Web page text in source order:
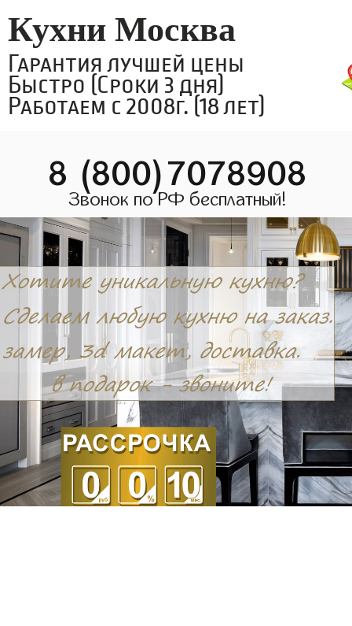
Кухни Москва
Гарантия лучшей цены
Быстро (Сроки 3 дня)
Работаем с 2008г. (18 лет)
8 (800)7078908
Звонок по РФ бесплатный!